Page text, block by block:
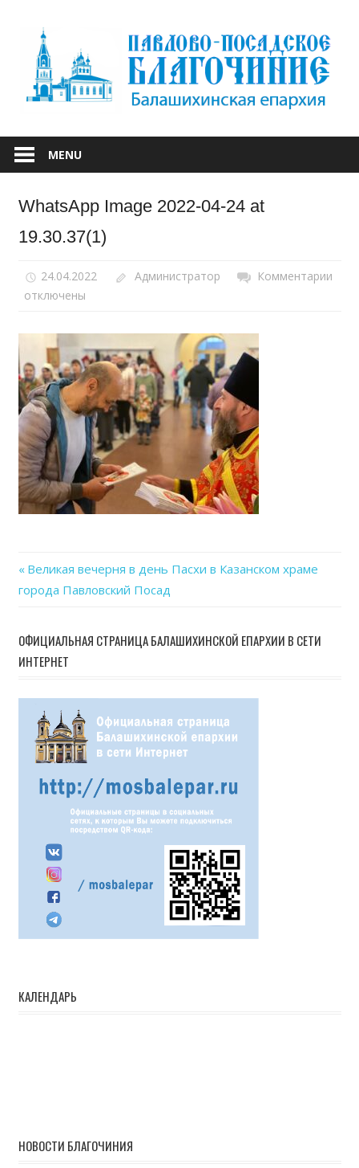
content
ПАВЛОВО-
ПОСАДСКОЕ
MENU
WhatsApp Image 2022-04-24 at
19.30.37(1)
24.04.2022 Администратор Комментарии
отключены
Навигация
записям
Previous
Post:
Великая вечерня в день Пасхи в Казанском храме
города Павловский Посад
ОФИЦИАЛЬНАЯ СТРАНИЦА БАЛАШИХИНСКОЙ ЕПАРХИИ В СЕТИ
ИНТЕРНЕТ
КАЛЕНДАРЬ
НОВОСТИ БЛАГОЧИНИЯ